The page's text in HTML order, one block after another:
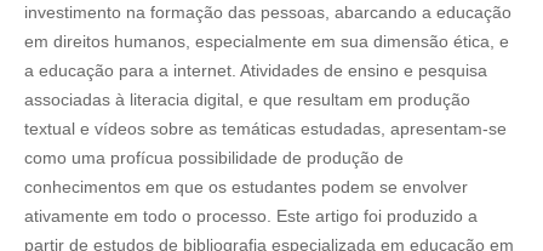
investimento na formação das pessoas, abarcando a educação
em direitos humanos, especialmente em sua dimensão ética, e
a educação para a internet. Atividades de ensino e pesquisa
associadas à literacia digital, e que resultam em produção
textual e vídeos sobre as temáticas estudadas, apresentam-se
como uma profícua possibilidade de produção de
conhecimentos em que os estudantes podem se envolver
ativamente em todo o processo. Este artigo foi produzido a
partir de estudos de bibliografia especializada em educação em